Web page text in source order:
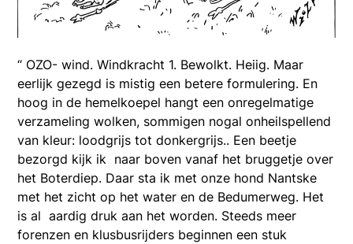
“ OZO- wind. Windkracht 1. Bewolkt. Heiig. Maar
eerlijk gezegd is mistig een betere formulering. En
hoog in de hemelkoepel hangt een onregelmatige
verzameling wolken, sommigen nogal onheilspellend
van kleur: loodgrijs tot donkergrijs.. Een beetje
bezorgd kijk ik naar boven vanaf het bruggetje over
het Boterdiep. Daar sta ik met onze hond Nantske
met het zicht op het water en de Bedumerweg. Het
is al aardig druk aan het worden. Steeds meer
forenzen en klusbusrijders beginnen een stuk